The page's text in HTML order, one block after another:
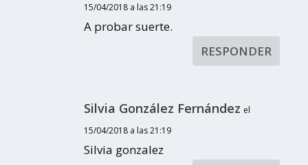
15/04/2018 a las 21:19
A probar suerte.
RESPONDER
Silvia González Fernández el
15/04/2018 a las 21:19
Silvia gonzalez